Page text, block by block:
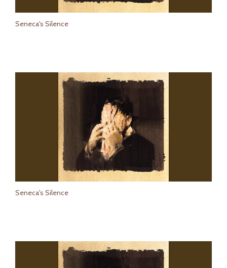
Seneca's Silence
Seneca's Silence